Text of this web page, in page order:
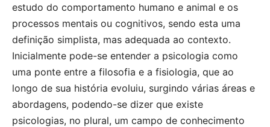
estudo do comportamento humano e animal e os
processos mentais ou cognitivos, sendo esta uma
definição simplista, mas adequada ao contexto.
Inicialmente pode-se entender a psicologia como
uma ponte entre a filosofia e a fisiologia, que ao
longo de sua história evoluiu, surgindo várias áreas e
abordagens, podendo-se dizer que existe
psicologias, no plural, um campo de conhecimento